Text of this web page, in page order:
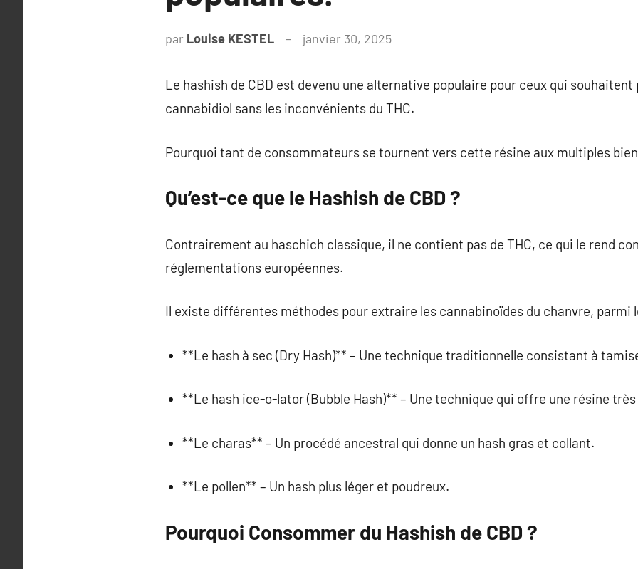
par Louise KESTEL janvier 30, 2025
Le hashish de CBD est devenu une alternative populaire pour ceux qui
cannabidiol sans les inconvénients du THC.
Pourquoi tant de consommateurs se tournent vers cette résine aux multiples
Qu’est-ce que le Hashish de CBD ?
Contrairement au haschich classique, il ne contient pas de THC, ce qui le rend
réglementations européennes.
Il existe différentes méthodes pour extraire les cannabinoïdes du chanvre, parmi
**Le hash à sec (Dry Hash)** – Une technique traditionnelle consistant à
**Le hash ice-o-lator (Bubble Hash)** – Une technique qui offre une résine
**Le charas** – Un procédé ancestral qui donne un hash gras et collant.
**Le pollen** – Un hash plus léger et poudreux.
Pourquoi Consommer du Hashish de CBD ?